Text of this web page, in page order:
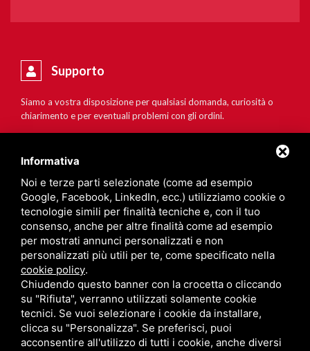
Supporto
Siamo a vostra disposizione per qualsiasi domanda, curiosità o
chiarimento e per eventuali problemi con gli ordini.
Informativa
Noi e terze parti selezionate (come ad esempio
Google, Facebook, LinkedIn, ecc.) utilizziamo cookie o
tecnologie simili per finalità tecniche e, con il tuo
consenso, anche per altre finalità come ad esempio
per mostrati annunci personalizzati e non
personalizzati più utili per te, come specificato nella
cookie policy.
Chiudendo questo banner con la crocetta o cliccando
su "Rifiuta", verranno utilizzati solamente cookie
tecnici. Se vuoi selezionare i cookie da installare,
clicca su "Personalizza". Se preferisci, puoi
acconsentire all'utilizzo di tutti i cookie, anche diversi